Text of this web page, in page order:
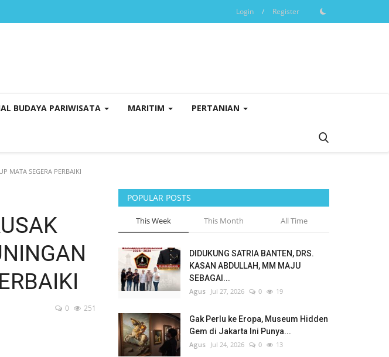
Login / Register
BUDAYA PARIWISATA MARITIM PERTANIAN
MATA SEGERA PERBAIKI
0 251
POPULAR POSTS
This Week This Month All Time
DIDUKUNG SATRIA BANTEN, DRS.
KASAN ABDULLAH, MM MAJU
SEBAGAI...
Agus Jul 27, 2026 0 19
Gak Perlu ke Eropa, Museum Hidden
Gem di Jakarta Ini Punya...
Agus Jul 24, 2026 0 13